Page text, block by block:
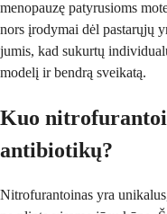
menopauzę patyrusioms
nors įrodymai dėl pastarųjų
jumis, kad sukurtų
modelį ir bendrą sveikatą.
Kuo
antibiotikų?
Nitrofurantoinas yra